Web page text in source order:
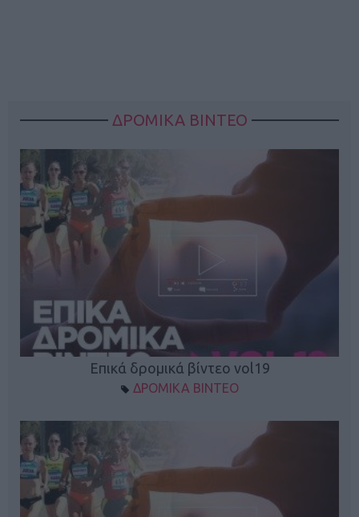
ΔΡΟΜΙΚΑ ΒΙΝΤΕΟ
Επικά δρομικά βίντεο vol19
ΔΡΟΜΙΚΑ ΒΙΝΤΕΟ